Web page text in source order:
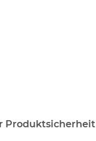
Produktsicherheit